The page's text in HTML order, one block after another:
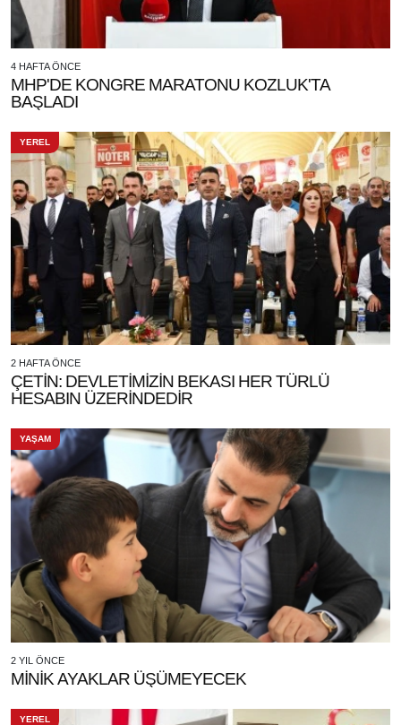
4 HAFTA ÖNCE
MHP'DE KONGRE MARATONU KOZLUK'TA
BAŞLADI
YEREL
2 HAFTA ÖNCE
ÇETİN: DEVLETİMİZİN BEKASI HER TÜRLÜ
HESABIN ÜZERİNDEDİR
YAŞAM
2 YIL ÖNCE
MİNİK AYAKLAR ÜŞÜMEYECEK
YEREL